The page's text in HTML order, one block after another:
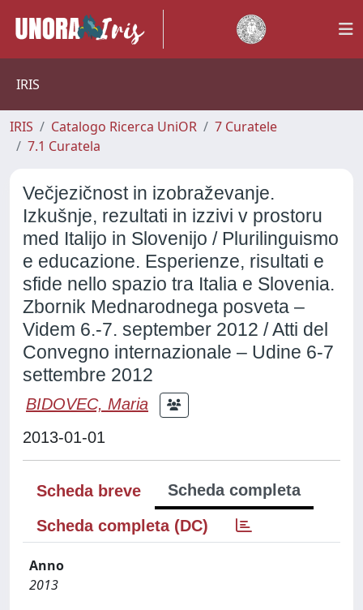
IRIS
IRIS Catalogo Ricerca UniOR
7 Curatele
7.1 Curatela
Večjezičnost in izobraževanje.
Izkušnje, rezultati in izzivi v prostoru
med Italijo in Slovenijo / Plurilinguismo
e educazione. Esperienze, risultati e
sfide nello spazio tra Italia e Slovenia.
Zbornik Mednarodnega posveta –
Videm 6.-7. september 2012 / Atti del
Convegno internazionale – Udine 6-7
settembre 2012
BIDOVEC, Maria
2013-01-01
Scheda breve
Scheda completa
Scheda completa (DC)
Anno
2013